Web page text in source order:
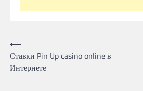
Post
navigation
⟵
Ставки Pin Up casino online в
Интернете